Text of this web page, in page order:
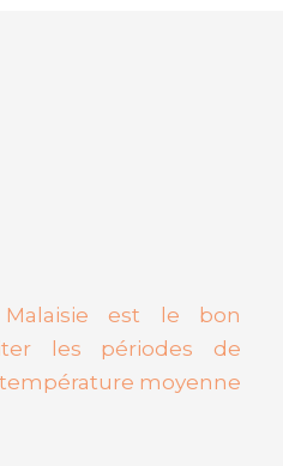
est le bon
les périodes de
moyenne